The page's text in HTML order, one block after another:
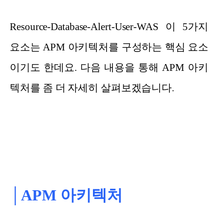
Resource-Database-Alert-User-WAS 이 5가지
요소는 APM 아키텍처를 구성하는 핵심 요소
이기도 한데요. 다음 내용을 통해 APM 아키
텍처를 좀 더 자세히 살펴보겠습니다.
│APM 아키텍처